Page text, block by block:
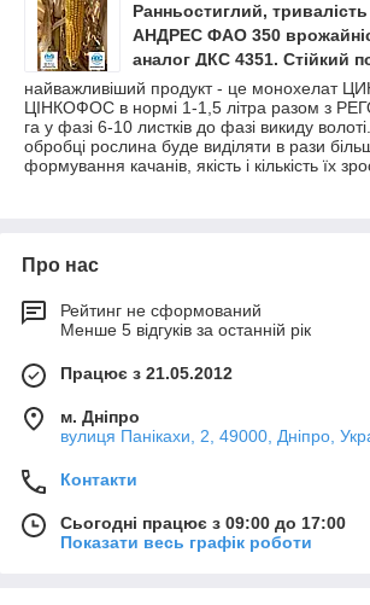
Ранньостиглий,
АНДРЕС ФАО 350
аналог ДКС 4351. Стійкий
шкідники 9 балів. В
фракції, у фірмових
найважливіший продукт - це монохелат
ЦІНКОФОС в нормі 1-1,5 літра разом з
га у фазі 6-10 листків до фазі викиду
обробці рослина буде виділяти в рази
формування качанів, якість і кількість їх
Про нас
Рейтинг не сформований
Менше 5 відгуків за останній рік
Працює з 21.05.2012
м. Дніпро
вулиця Панікахи, 2, 49000, Дніпро,
Контакти
Сьогодні працює з 09:00 до 17:00
Показати весь графік роботи